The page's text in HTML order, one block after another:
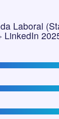
Laboral
LinkedIn